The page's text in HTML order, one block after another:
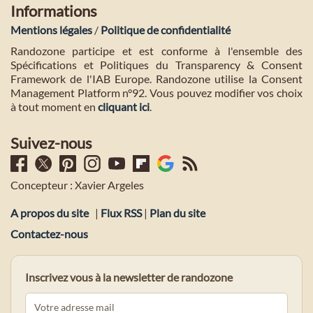
Informations
Mentions légales / Politique de confidentialité
Randozone participe et est conforme à l'ensemble des
Spécifications et Politiques du Transparency & Consent
Framework de l'IAB Europe. Randozone utilise la Consent
Management Platform n°92. Vous pouvez modifier vos choix
à tout moment en cliquant ici.
Suivez-nous
Concepteur : Xavier Argeles
A propos du site | Flux RSS| Plan du site
Contactez-nous
Inscrivez vous à la newsletter de randozone